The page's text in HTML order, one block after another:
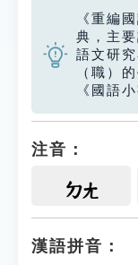
《重編
典，主
語文研
（職）
《國語
注音：
ㄉㄤ
漢語拼音：